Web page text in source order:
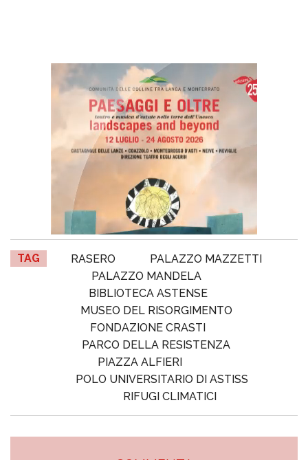
TAG RASERO
PALAZZO MAZZETTI
PALAZZO MANDELA
BIBLIOTECA ASTENSE
MUSEO DEL RISORGIMENTO
FONDAZIONE CRASTI
PARCO DELLA RESISTENZA
PIAZZA ALFIERI
POLO UNIVERSITARIO DI ASTISS
RIFUGI CLIMATICI